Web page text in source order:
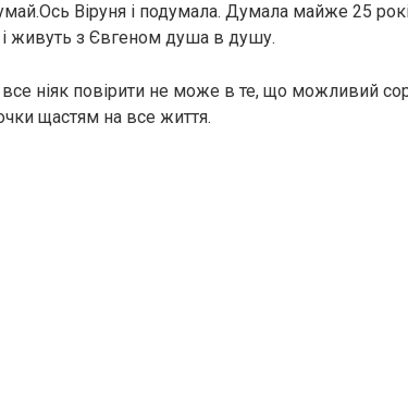
Віруня і подумала. Думала майже 25
і живуть з Євгеном душа в душу.
ніяк повірити не може в те, що можливий
щастям на все життя.